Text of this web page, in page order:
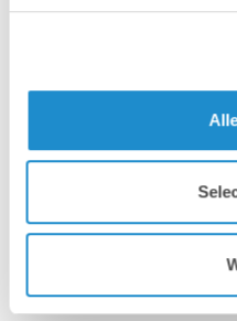
Eigen
Overname